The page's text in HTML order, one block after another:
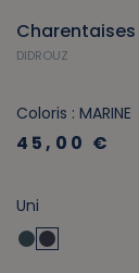
DIDROUZ
Coloris : MARINE
45,00 €
Uni